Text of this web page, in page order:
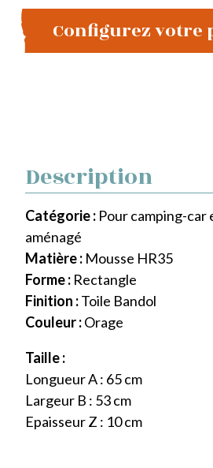
Configurez votre
Description
Catégorie : Pour camping-car
aménagé
Matière : Mousse HR35
Forme : Rectangle
Finition :Toile Bandol
Couleur :Orage
Taille :
Longueur A : 65 cm
Largeur B : 53 cm
Epaisseur Z : 10 cm